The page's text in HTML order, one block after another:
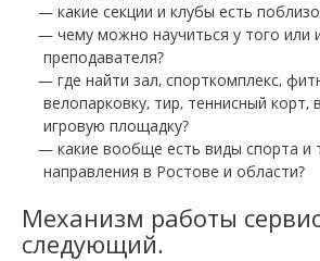
какие секции и клубы есть
чему можно научиться у того или
преподавателя?
где найти зал, спорткомплекс,
велопарковку, тир, теннисный корт,
игровую площадку?
какие вообще есть виды спорта и
направления в Ростове и области?
Механизм работы
следующий.